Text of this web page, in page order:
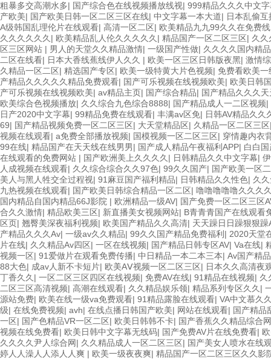
粗暴多交高潮水多| 国产综合色在线视频播放线视| 999精品久久久中文
产欧美| 国产欧美日韩一区二区三区在线| 中文字幕一本大道| 日本乱偷
A级韩国乱理伦片在线观看| 高清一区二区| 欧美精品九九99久久在免费线
久久久久久久 | 欧美精品乱人伦久久久久久 | 精品国产一区二区三区| 久久
区三区网站 | 男人的天堂久久精品激情| 一级国产性做| 久久久久国内精品
二区在线看| 日本大香线蕉线伊人久久 | 欧美一区三区日韩版夜黑| 激情
久精品一区二区| 精选国产专区| 欧美一级特黄大片色视频| 免费看欧美
产精品久久久久久精品免费观看| 国产可乐视频在线视频欧美| 欧美日韩
产可乐视频在线视频欧美| av精品主页| 国产综合精品| 国产精品久久久
欧美综合色视频播放| 久久综合九色综合8888| 国产精品成人一二区视频|
日产2020中文字幕| 99精品免费在线观看| 丰满av区免| 日韩AV精品久久
69| 国产精品视频免费一区二区三区| 大天堂精品区| 久精品一区二区三区
视频在线观看| a免费全部播放视频| 国模视频一区二区三区| 穿情趣内衣
99在线| 精品国产在天天线在线男男| 国产成人精品午夜福利APP| 白白
在线观看的免费网站 | 国产欧洲美上久久久久 | 日韩精品久久中文字幕|
人成视频在线观看| 久久综合综合久久97色| 99久久国产| 国产欧美一区
美人与黑人牲交全过程视| 91麻豆国产福利精品| 日韩精品久久性色| 久
九热视频在线观看| 国产欧美日韩综合精品一区二区| 噜噜噜噜噜久久久
国内精品自国内精品66J影院 | 欧洲精品一级AV| 国产免费一区二区三区
合久久激情| 精品欧美三区| 新直播美女视频网站| B青青青国产在线观看
区页| 翘臀美深夜福利视频| 欧美国产精品久久高清| 天天躁日日躁狠狠躁
产精品久久久Av| 一级av久久精品| 99久久国产精品免费福利 | 2020天堂
片在线| 久久精品Av四区| 一区在线视频| 国产精品日韩专区AV| Va在线|
视频一区| 91爱做片在观看免费传播| 中日精品一本二本三本| Av国产精
88大色| 成av人新不卡短片| 欧美AⅤ视频一区二区三区| 日本久久高清夜
丁香久久 | 一区二区三区四区在线视频| 免费AV在线| 91精品在线视频| 久
二区三区高清视频| 高潮在线观看| 久久精品娱乐领| 精品系列专区久久 |
源站免费| 欧美在线一级va免费观看| 91精品露脸在线观看| VA中文慕久
级| 在线免费视频| avh| 在线点播日韩国产欧美| 网站在线观看| 国产精品
一区| 国产色精品VR一区二区| 欧美日韩韩不卡| 国产香蕉久久精品综合网
视频在线免费看| 欧美日韩中文字幕无线码| 国产免费AV片在线免费看|
久久久久尹人综合网| 久久精品成人一区二区三区| 国产美女人喷水在线
婷人人澡人人添人人爽 | 欧美一级夜夜爽| 精品国产一区二区三区久久影